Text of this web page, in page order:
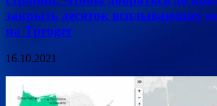
закрыть десяток всплывающих
на Tproger
16.10.2021